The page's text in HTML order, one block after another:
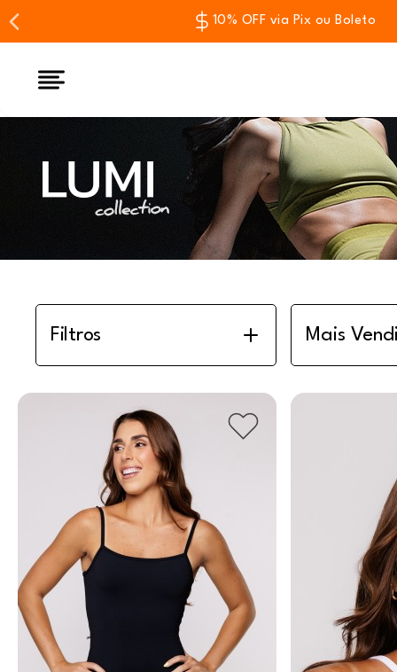
Parcelamento em até 10x sem
Filtros